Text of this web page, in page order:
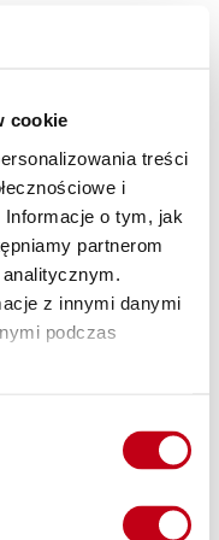
cookie
treści
i
o tym, jak
partnerom
z innymi danymi
podczas
wszystkim od
chcesz osiągnąć.
program dietetyczny.
menu i
problem z tym, jaki
z porady naszych
dieta jest dla Ciebie
ją pod względem
Dlatego zamówienie